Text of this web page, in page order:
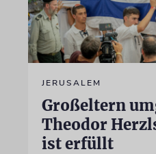
JERUSALEM
Großeltern
Theodor
ist erfüllt